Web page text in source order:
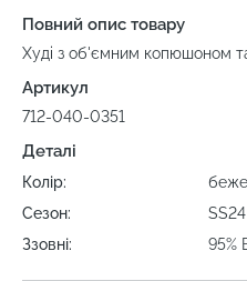
Повний опис товару
Худі з об'ємним копюшоном
Артикул
712-040-0351
Деталі
Колір:
Сезон:
SS24
Ззовні:
95%